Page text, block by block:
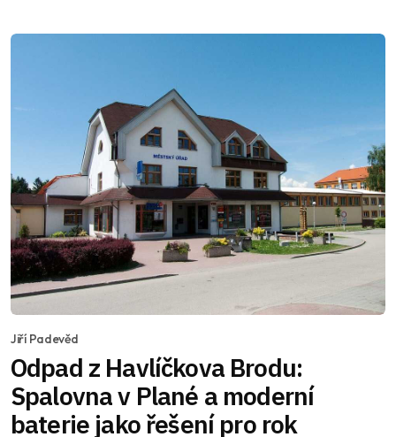
Jiří Padevěd
Odpad z Havlíčkova Brodu:
Spalovna v Plané a moderní
baterie jako řešení pro rok